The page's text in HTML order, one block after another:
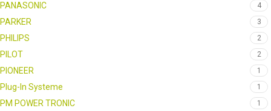
PANASONIC 4
PARKER 3
PHILIPS 2
PILOT 2
PIONEER 1
Plug-In Systeme 1
PM POWER TRONIC 1